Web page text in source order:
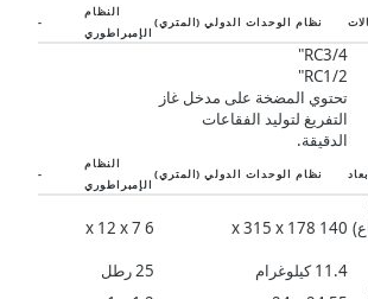
نظام الوحدات الدولي (المتري)
النظام
الإمبراطوري
-
RC3/4"
RC1/2"
تحتوي المضخة على مدخل غاز
التفريغ لتوليد الفقاعات
الدقيقة.
نظام الوحدات الدولي (المتري)
النظام
الإمبراطوري
-
140 x 315 x 178
6 x 12 x 7
11.4 كيلوغرام
25 رطل